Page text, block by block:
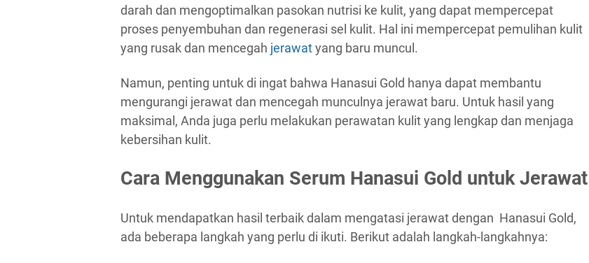
darah dan mengoptimalkan pasokan nutrisi ke kulit, yang dapat mempercepat
proses penyembuhan dan regenerasi sel kulit. Hal ini mempercepat pemulihan kulit
yang rusak dan mencegah jerawatyang baru muncul.
Namun, penting untuk di ingat bahwa Hanasui Gold hanya dapat membantu
mengurangi jerawat dan mencegah munculnya jerawat baru. Untuk hasil yang
maksimal, Anda juga perlu melakukan perawatan kulit yang lengkap dan menjaga
kebersihan kulit.
Cara Menggunakan Serum Hanasui Gold untuk Jerawat
Untuk mendapatkan hasil terbaik dalam mengatasi jerawat dengan Hanasui Gold,
ada beberapa langkah yang perlu di ikuti. Berikut adalah langkah-langkahnya: